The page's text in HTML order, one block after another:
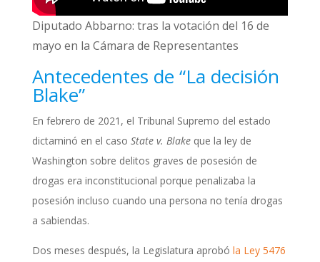
Diputado Abbarno: tras la votación del 16 de
mayo en la Cámara de Representantes
Antecedentes de “La decisión
Blake”
En febrero de 2021, el Tribunal Supremo del estado
dictaminó en el caso State v. Blakeque la ley de
Washington sobre delitos graves de posesión de
drogas era inconstitucional porque penalizaba la
posesión incluso cuando una persona no tenía drogas
a sabiendas.
Dos meses después, la Legislatura aprobó la Ley 5476